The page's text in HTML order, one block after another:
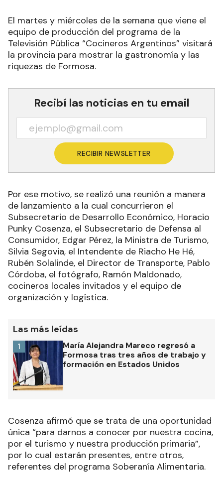
El martes y miércoles de la semana que viene el
equipo de producción del programa de la
Televisión Pública “Cocineros Argentinos” visitará
la provincia para mostrar la gastronomía y las
riquezas de Formosa.
Recibí las noticias en tu email
RECIBIR NEWSLETTER
Por ese motivo, se realizó una reunión a manera
de lanzamiento a la cual concurrieron el
Subsecretario de Desarrollo Económico, Horacio
Punky Cosenza, el Subsecretario de Defensa al
Consumidor, Edgar Pérez, la Ministra de Turismo,
Silvia Segovia, el Intendente de Riacho He Hé,
Rubén Solalinde, el Director de Transporte, Pablo
Córdoba, el fotógrafo, Ramón Maldonado,
cocineros locales invitados y el equipo de
organización y logística.
Las más leídas
María Alejandra Mareco regresó a
Formosa tras tres años de trabajo y
formación en Estados Unidos
1
Cosenza afirmó que se trata de una oportunidad
única “para darnos a conocer por nuestra cocina,
por el turismo y nuestra producción primaria”,
por lo cual estarán presentes, entre otros,
referentes del programa Soberanía Alimentaria.